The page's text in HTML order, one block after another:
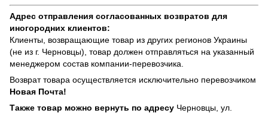
Адрес отправления согласованных возвратов для
иногородних клиентов:
Клиенты, возвращающие товар из других регионов Украины
(не из г. Черновцы), товар должен отправляться на указанный
менеджером состав компании-перевозчика.
Возврат товара осуществляется исключительно перевозчиком
Новая Почта!
Также товар можно вернуть по адресу Черновцы, ул.